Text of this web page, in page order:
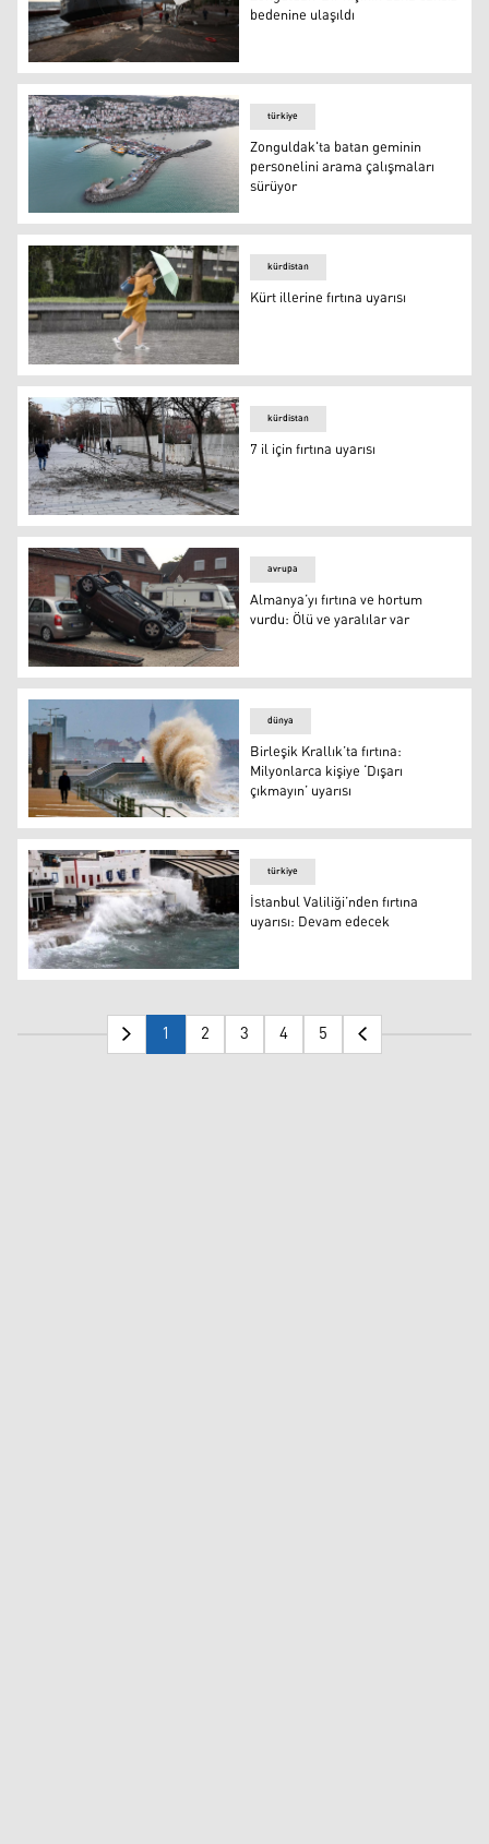
Zonguldak-Bir kişinin daha cansız bedenine ulaşıldı
bedenine ulaşıldı
Zonguldak'ta batan geminin personelini arama
türkiye
Zonguldak'ta batan geminin
personelini arama çalışmaları
sürüyor
Kürt illerine fırtına uyarısı
kürdistan
Kürt illerine fırtına uyarısı
7 il için fırtına uyarısı
kürdistan
7 il için fırtına uyarısı
Almanya’yı fırtına ve hortum vurdu: Ölü ve yaralılar var
avrupa
Almanya’yı fırtına ve hortum
vurdu: Ölü ve yaralılar var
Birleşik Krallık’ta fırtına: Milyonlarca kişiye ‘Dışarı
dünya
Birleşik Krallık’ta fırtına:
Milyonlarca kişiye ‘Dışarı
çıkmayın’ uyarısı
İstanbul Valiliği’nden fırtına uyarısı: Devam edecek
türkiye
İstanbul Valiliği’nden fırtına
uyarısı: Devam edecek
1 2 3 4 5